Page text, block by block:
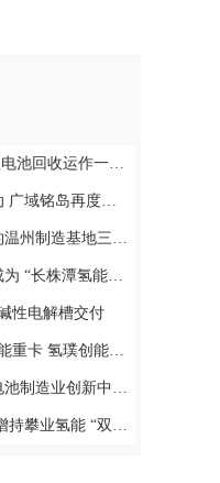
作一年后的经验教训
绿色低碳转型标杆 世界时讯
工暨扩产50GWh签约仪式落成！
术创新联合体”共同发起单位
性电解槽交付
与晋南钢铁达成战略合作
心建设方案通过专家评审
材大佬”要“进军”氢能产业